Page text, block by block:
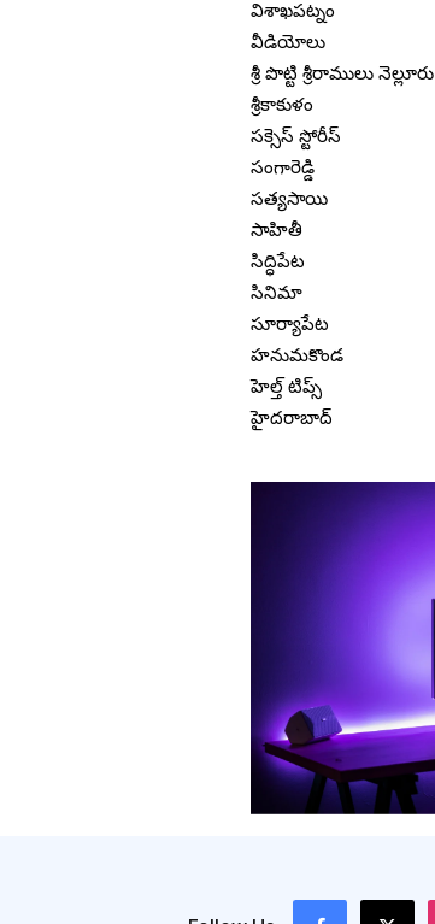
విశాఖపట్నం
వీడియోలు
శ్రీ పొట్టి శ్రీరాములు నెల్లూరు
శ్రీకాకుళం
సక్సెస్ స్టోరీస్
సంగారెడ్డి
సత్యసాయి
సాహితీ
సిద్ధిపేట
సినిమా
సూర్యాపేట
హనుమకొండ
హెల్త్ టిప్స్
హైదరాబాద్